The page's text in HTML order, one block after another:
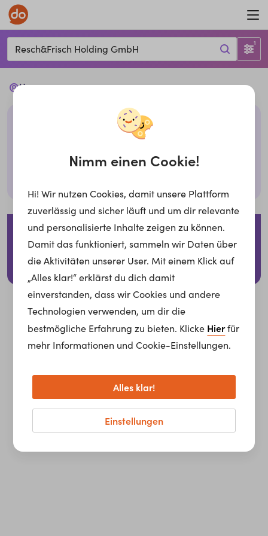
Resch&Frisch Holding GmbH 1
Ups...
Leider haben wir keine passenden Jobs mit den
gegebenen Filtern. Bitte überprüfe deine Eingabe
oder probiere es mit anderen Filtern,
Impressum Datenschutzerklärung
Für Arbeitgeber
© 2026 whatchado GmbH.
Nimm einen Cookie!
Hi! Wir nutzen Cookies, damit unsere Plattform
zuverlässig und sicher läuft und um dir relevante
und personalisierte Inhalte zeigen zu können.
Damit das funktioniert, sammeln wir Daten über
die Aktivitäten unserer User. Mit einem Klick auf
„Alles klar!“ erklärst du dich damit
einverstanden, dass wir Cookies und andere
Technologien verwenden, um dir die
bestmögliche Erfahrung zu bieten. Klicke Hierfür
mehr Informationen und Cookie-Einstellungen.
Einstellungen
Alles klar!